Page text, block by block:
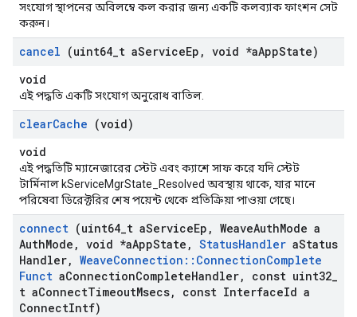
সংযোগ স্থাপনের অবিলম্বে কল করার জন্য একটি কলব্যাক ফাংশন সেট
করুন।
cancel (uint64 t aServiceEp , void *aAppState)
void
এই পদ্ধতি একটি সংযোগ অনুরোধ বাতিল.
clearCache (void)
void
এই পদ্ধতিটি ম্যানেজারের স্টেট এবং ক্যাশে সাফ করে যদি স্টেট
টার্মিনাল kServiceMgrState_Resolved অবস্থায় থাকে, যার মানে
পরিষেবা ডিরেক্টরির শেষ পয়েন্ট থেকে প্রতিক্রিয়া পাওয়া গেছে।
connect (uint64 t aServiceEp , WeaveAuthMode a
AuthMode , void *aAppState , StatusHandler aStatus
Handler, WeaveConnection :: ConnectionComplete
Funct aConnectionCompleteHandler, const uint32
t aConnectTimeoutMsecs, const InterfaceId a
ConnectIntf)